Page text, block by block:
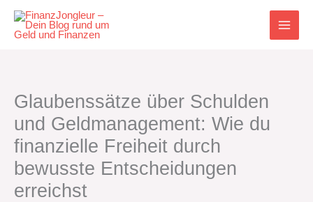
Inhalt
springen
Glaubenssätze über Schulden
und Geldmanagement: Wie du
finanzielle Freiheit durch
bewusste Entscheidungen
erreichst